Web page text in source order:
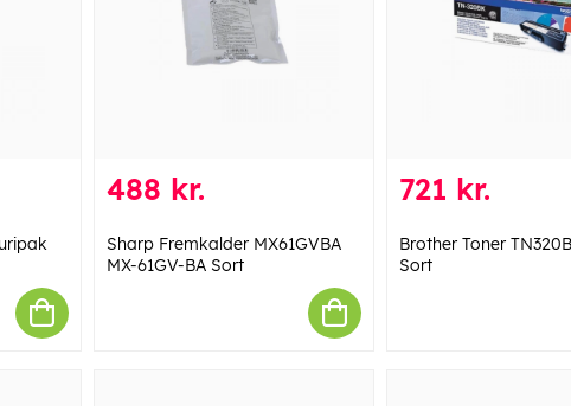
488 kr.
Sharp Fremkalder MX61GVBA
MX-61GV-BA Sort
721 kr.
Brother Toner
Sort